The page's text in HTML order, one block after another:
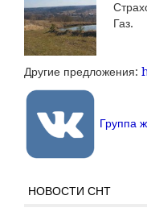
Газ.
Другие предложения:
Группа
НОВОСТИ СНТ